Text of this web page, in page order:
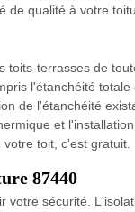
de qualité à votre
toits-terrasses de
l'étanchéité totale
de l'étanchéité
et
toit, c'est gratuit.
87440
votre sécurité.